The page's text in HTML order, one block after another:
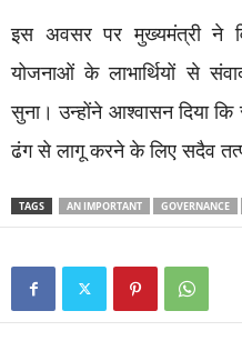
इस अवसर पर मुख्यमंत्री ने
योजनाओं के लाभार्थियों से
सुना। उन्होंने आश्वासन दिया कि
ढंग से लागू करने के लिए सदैव
TAGS AN IMPORTANT GOVERNANCE